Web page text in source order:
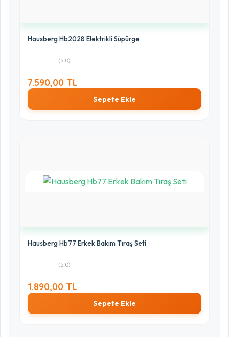
Hausberg Hb2028 Elektrikli Süpürge
(5.0)
7.590,00 TL
Sepete Ekle
Hausberg Hb77 Erkek Bakım Tıraş Seti
(5.0)
1.890,00 TL
Sepete Ekle